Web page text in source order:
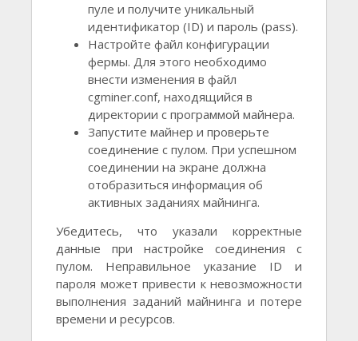
пуле и получите уникальный
идентификатор (ID) и пароль (pass).
Настройте файл конфигурации
фермы. Для этого необходимо
внести изменения в файл
cgminer.conf, находящийся в
директории с программой майнера.
Запустите майнер и проверьте
соединение с пулом. При успешном
соединении на экране должна
отобразиться информация об
активных заданиях майнинга.
Убедитесь, что указали корректные
данные при настройке соединения с
пулом. Неправильное указание ID и
пароля может привести к невозможности
выполнения заданий майнинга и потере
времени и ресурсов.